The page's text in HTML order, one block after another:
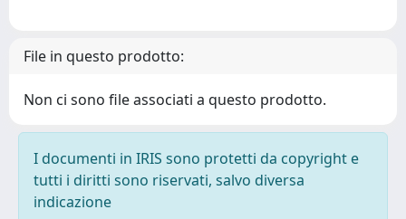
File in questo prodotto:
Non ci sono file associati a questo prodotto.
I documenti in IRIS sono protetti da copyright e
tutti i diritti sono riservati, salvo diversa
indicazione